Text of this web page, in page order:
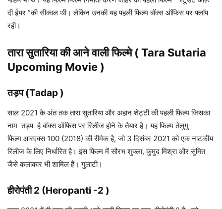
दी ईयर ”की सीक्वल थी। लेकिन उनकी यह पहली फिल्म बॉक्स ऑफिस पर फ्लॉप
रही।
तारा सुतारिया की आने वाली फिल्मे ( Tara Sutaria
Upcoming Movie )
तड़प (Tadap )
साल 2021 के अंत तक तारा सुतारिया और अहान शेट्टी की पहली फिल्म जिसका
नाम तड़प है बॉक्स ऑफिस पर रिलीज होने के तैयार है। यह फिल्म तेलुगु
फिल्म आरएक्स 100 (2018) की रीमेक है, जो 3 दिसंबर 2021 को एक नाटकीय
रिलीज के लिए निर्धारित है। इस फिल्म में सौरभ शुक्ला, कुमुद मिश्रा और सुमित
जैसे कलाकार भी शामिल हैं। गुलाटी।
हीरोपंती 2 (Heropanti -2 )